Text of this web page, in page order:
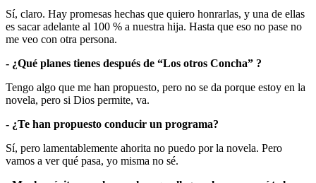
Sí, claro. Hay promesas hechas que quiero honrarlas, y una de ellas
es sacar adelante al 100 % a nuestra hija. Hasta que eso no pase no
me veo con otra persona.
- ¿Qué planes tienes después de “Los otros Concha” ?
Tengo algo que me han propuesto, pero no se da porque estoy en la
novela, pero si Dios permite, va.
- ¿Te han propuesto conducir un programa?
Sí, pero lamentablemente ahorita no puedo por la novela. Pero
vamos a ver qué pasa, yo misma no sé.